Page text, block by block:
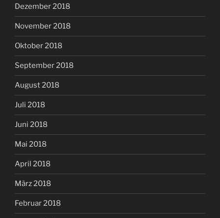
Dezember 2018
November 2018
Oktober 2018
September 2018
August 2018
Juli 2018
Juni 2018
Mai 2018
April 2018
März 2018
Februar 2018